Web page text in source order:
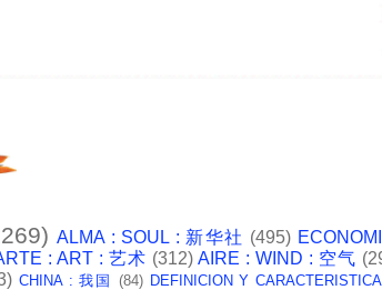
ALMA : SOUL : 新华社 (495)
: ART : 艺术 (312) AIRE : WIND : 空气
CHINA : 我国 (84) DEFINICION Y